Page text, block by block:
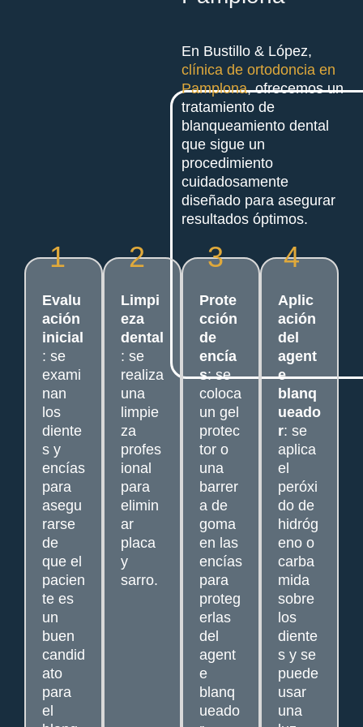
En Bustillo & López,
clínica de ortodoncia en
Pamplona, ofrecemos un
tratamiento de
blanqueamiento dental
que sigue un
procedimiento
cuidadosamente
diseñado para asegurar
resultados óptimos.
1
Evalu
ación
inicial
: se
exami
nan
los
diente
s y
encías
para
asegu
rarse
de
que el
pacien
te es
un
buen
candid
ato
para
el
2
Limpi
eza
dental
: se
realiza
una
limpie
za
profes
ional
para
elimin
ar
placa
y
sarro.
3
Prote
cción
de
encía
s: se
coloca
un gel
protec
tor o
una
barrer
a de
goma
en las
encías
para
proteg
erlas
del
agent
e
blanq
ueado
4
Aplic
ación
del
agent
e
blanq
ueado
r: se
aplica
el
peróxi
do de
hidróg
eno o
carba
mida
sobre
los
diente
s y se
puede
usar
una